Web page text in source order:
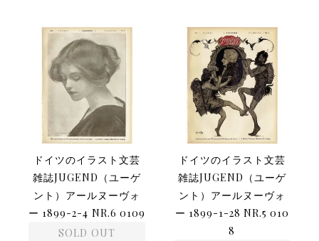
ドイツのイラスト文芸
雑誌JUGEND（ユーゲ
ント）アールヌーヴォ
ー 1899-2-4 NR.6 0109
SOLD OUT
ドイツのイラスト文芸
雑誌JUGEND（ユーゲ
ント）アールヌーヴォ
ー 1899-1-28 NR.5 010
8